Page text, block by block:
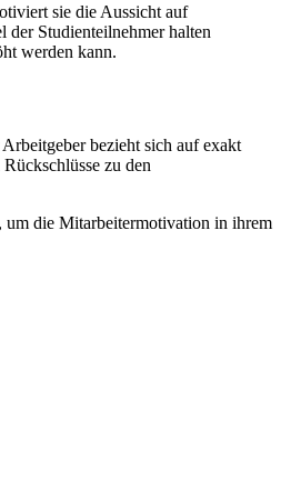
sie die Aussicht auf
Studienteilnehmer halten
werden kann.
bezieht sich auf exakt
zu den
um die Mitarbeitermotivation in ihrem